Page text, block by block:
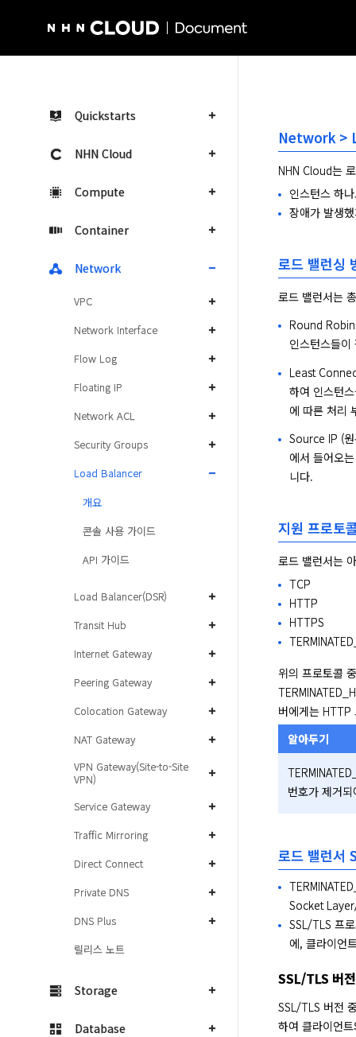
Quickstarts
NHN Cloud
Compute
Container
Network
VPC
Network Interface
Flow Log
Floating IP
Network ACL
Security Groups
Load Balancer
개요
콘솔 사용 가이드
API 가이드
Load Balancer(DSR)
Transit Hub
Internet Gateway
Peering Gateway
Colocation Gateway
NAT Gateway
VPN Gateway(Site-to-Site
VPN)
Service Gateway
Traffic Mirroring
Direct Connect
Private DNS
DNS Plus
릴리스 노트
Storage
Database
Network >
NHN Cloud는
인스턴스 하
장애가 발생
로드 밸런싱
로드 밸런서는
Round Robin
인스턴스들
Least
하여 인스턴
에 따른 처리
Source IP (
에서 들어오
니다.
지원 프로토
로드 밸런서는
TCP
HTTP
HTTPS
위의 프로토콜
버에게는 HTTP
알아두기
번호가 제거
로드 밸런서
Socket
SSL/TLS 프
에, 클라이언
SSL/TLS 버전
SSL/TLS 버전
하여 클라이언